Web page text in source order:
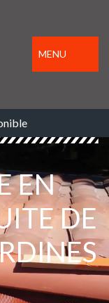
MENU
EN
DE